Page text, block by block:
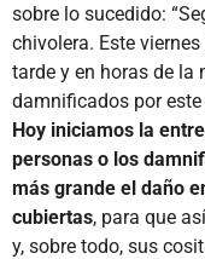
sobre lo sucedido:
chivolera. Este
tarde y en horas de la
damnificados por
Hoy iniciamos la
personas o los
más grande el daño
cubiertas, para que
y, sobre todo, sus